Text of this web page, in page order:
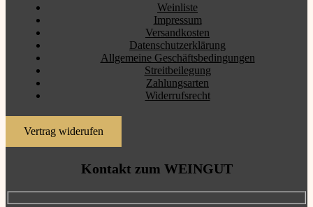
Weinliste
Impressum
Versandkosten
Datenschutzerklärung
Allgemeine Geschäftsbedingungen
Streitbeilegung
Zahlungsarten
Widerrufsrecht
Vertrag widerufen
Kontakt zum WEINGUT